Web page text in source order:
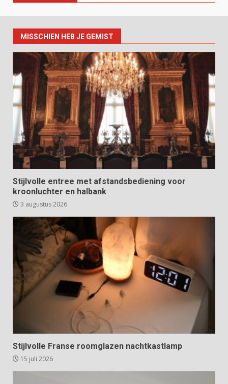
MISSCHIEN HEB JE GEMIST
Stijlvolle entree met afstandsbediening voor
kroonluchter en halbank
3 augustus 2026
Stijlvolle Franse roomglazen nachtkastlamp
15 juli 2026